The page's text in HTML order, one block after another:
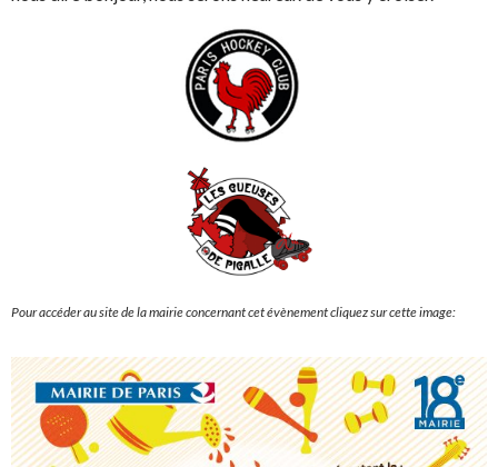
Pour accéder au site de la mairie concernant cet évènement cliquez sur cette image: